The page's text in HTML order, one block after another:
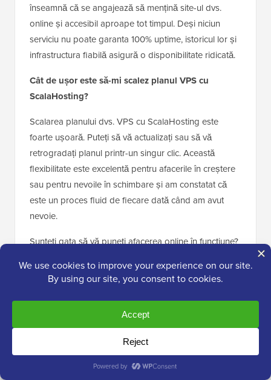
înseamnă că se angajează să mențină site-ul dvs.
online și accesibil aproape tot timpul. Deși niciun
serviciu nu poate garanta 100% uptime, istoricul lor și
infrastructura fiabilă asigură o disponibilitate ridicată.
Cât de ușor este să-mi scalez planul VPS cu
ScalaHosting?
Scalarea planului dvs. VPS cu ScalaHosting este
foarte ușoară. Puteți să vă actualizați sau să vă
retrogradați planul printr-un singur clic. Această
flexibilitate este excelentă pentru afacerile în creștere
sau pentru nevoile în schimbare și am constatat că
este un proces fluid de fiecare dată când am avut
nevoie.
Sunteți gata să vă puneți afacerea online în funcțiune?
la ScalaHostingși obțineți o reducere folosind
cuponul nostru ScalaHosting
ScalaHosting
ScalaHosting este cel mai bun furnizor de